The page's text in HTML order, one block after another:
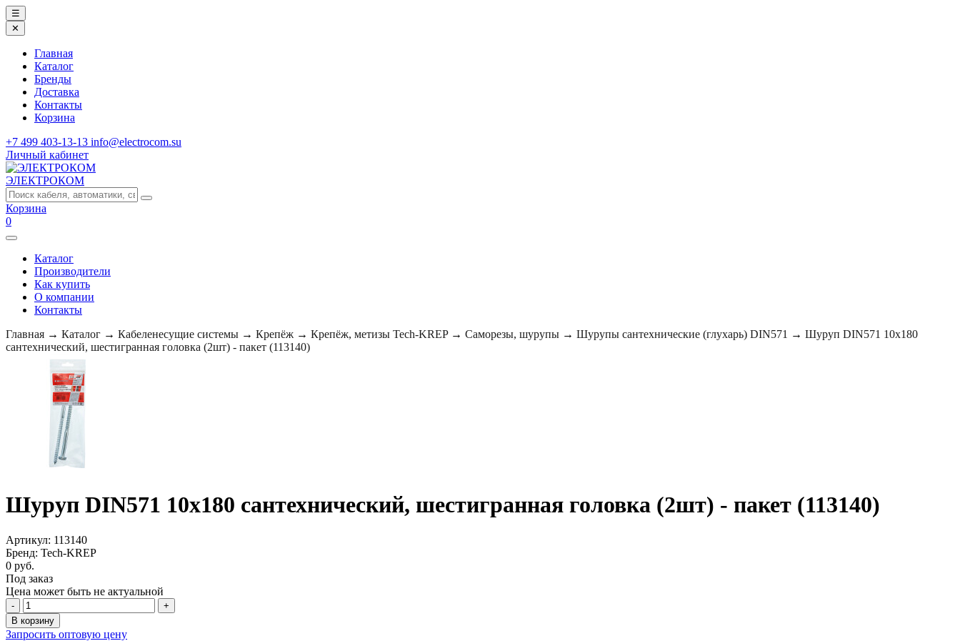
☰
✕
Главная
Каталог
Бренды
Доставка
Контакты
Корзина
+7 499 403-13-13 info@electrocom.su
Личный кабинет
ЭЛЕКТРОКОМ
Корзина
0
Каталог
Производители
Как купить
О компании
Контакты
Главная → Каталог → Кабеленесущие системы → Крепёж → Крепёж, метизы Tech-KREP→ Саморезы, шурупы → Шурупы сантехнические (глухарь) DIN571 → Шуруп DIN571 10х180
сантехнический, шестигранная головка (2шт) - пакет (113140)
Шуруп DIN571 10х180 сантехнический, шестигранная головка (2шт) - пакет (113140)
Артикул: 113140
Бренд: Tech-KREP
0 руб.
Под заказ
Цена может быть не актуальной
-
+
В корзину
Запросить оптовую цену